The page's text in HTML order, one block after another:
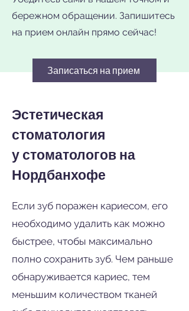
бережном обращении. Запишитесь
на прием онлайн прямо сейчас!
Записаться на прием
Эстетическая
стоматология
у стоматологов на
Нордбанхофе
Если зуб поражен кариесом, его
необходимо удалить как можно
быстрее, чтобы максимально
полно сохранить зуб. Чем раньше
обнаруживается кариес, тем
меньшим количеством тканей